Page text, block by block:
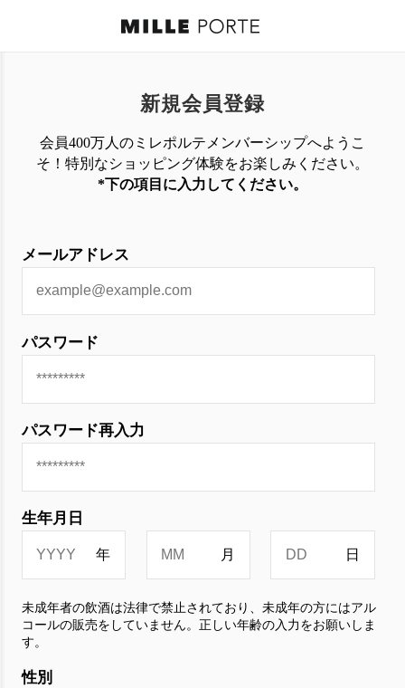
新規会員登録
会員400万人のミレポルテメンバーシップへようこ
そ！特別なショッピング体験を お楽しみください。
*下の項目に入力してください。
メールアドレス
パスワード
パスワード再入力
生年月日
未成年者の飲酒は法律で禁止されており、未成年の方にはアル
コールの販売をしていません。正しい年齢の入力をお願いしま
す。
性別